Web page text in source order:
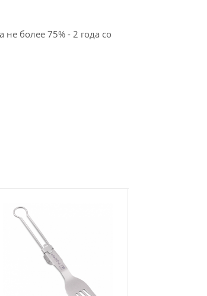
не более 75% - 2 года со